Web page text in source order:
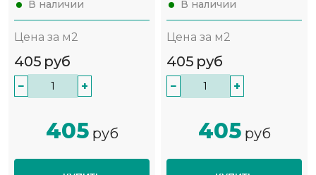
В наличии
Цена за м2
405 руб
− +
405руб
В наличии
Цена за м2
405 руб
− +
405руб